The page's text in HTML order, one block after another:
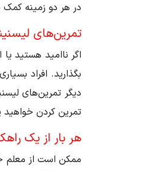
در هر دو زمینه
تمرین‌های
اگر ناامید هستید
بگذارید. افراد
دیگر تمرین‌های
تمرین کردن
هر بار از یک
ممکن است از معلم